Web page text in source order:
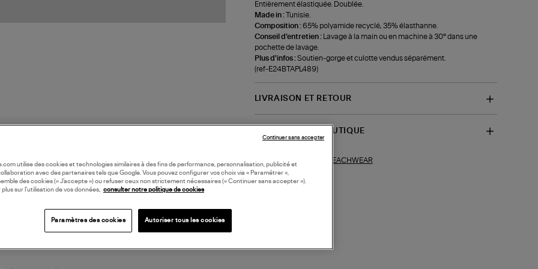
Entièrement élastiquée. Doublée.
Made in :Tunisie.
Composition :65% polyamide recyclé, 35% élasthanne.
Conseil d'entretien :
Lavage à la main ou en machine à 30° dans une
pochette de lavage.
Plus d'infos :Soutien-gorge et culotte vendus séparément.
(ref-E24BTAPL489)
LIVRAISON ET RETOUR
DISPONIBILITÉ BOUTIQUE
Collections similaires : BEACHWEAR
utilise des cookies et technologies similaires à des fins de performance, personnalisation, publicité et
avec des partenaires tels que Google. Vous pouvez configurer vos choix via « Paramétrer »,
des cookies (« J’accepte ») ou refuser ceux non strictement nécessaires (« Continuer sans accepter »).
plus sur l’utilisation de vos données, consulter notre politique de cookies
Paramètres des cookies Autoriser tous les cookies
Continuer sans accepter